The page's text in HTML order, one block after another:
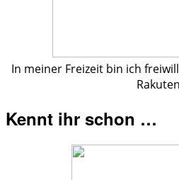
In meiner Freizeit bin ich
Rakuten
Kennt ihr schon …